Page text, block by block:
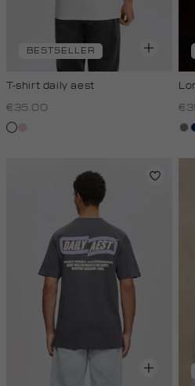
BESTSELLER
T-shirt daily aest
€35.00
wit